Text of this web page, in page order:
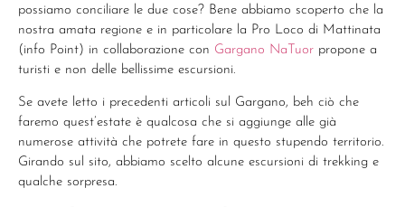
possiamo conciliare le due cose? Bene abbiamo scoperto che la
nostra amata regione e in particolare la Pro Loco di Mattinata
(info Point) in collaborazione con Gargano NaTuor propone a
turisti e non delle bellissime escursioni.
Se avete letto i precedenti articoli sul Gargano, beh ciò che
faremo quest’estate è qualcosa che si aggiunge alle già
numerose attività che potrete fare in questo stupendo territorio.
Girando sul sito, abbiamo scelto alcune escursioni di trekking e
qualche sorpresa.